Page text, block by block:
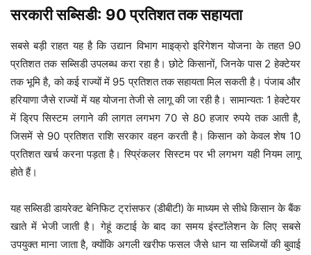
सरकारी सब्सिडी: 90 प्रतिशत तक सहायता
सबसे बड़ी राहत यह है कि उद्यान विभाग माइक्रो इरिगेशन योजना के तहत 90
प्रतिशत तक सब्सिडी उपलब्ध करा रहा है। छोटे किसानों, जिनके पास 2 हेक्टेयर
तक भूमि है, को कई राज्यों में 95 प्रतिशत तक सहायता मिल सकती है। पंजाब और
हरियाणा जैसे राज्यों में यह योजना तेजी से लागू की जा रही है। सामान्यत: 1 हेक्टेयर
में ड्रिप सिस्टम लगाने की लागत लगभग 70 से 80 हजार रुपये तक आती है,
जिसमें से 90 प्रतिशत राशि सरकार वहन करती है। किसान को केवल शेष 10
प्रतिशत खर्च करना पड़ता है। स्प्रिंकलर सिस्टम पर भी लगभग यही नियम लागू
होते हैं।
यह सब्सिडी डायरेक्ट बेनिफिट ट्रांसफर (डीबीटी) के माध्यम से सीधे किसान के बैंक
खाते में भेजी जाती है। गेहूं कटाई के बाद का समय इंस्टॉलेशन के लिए सबसे
उपयुक्त माना जाता है, क्योंकि अगली खरीफ फसल जैसे धान या सब्जियों की बुवाई